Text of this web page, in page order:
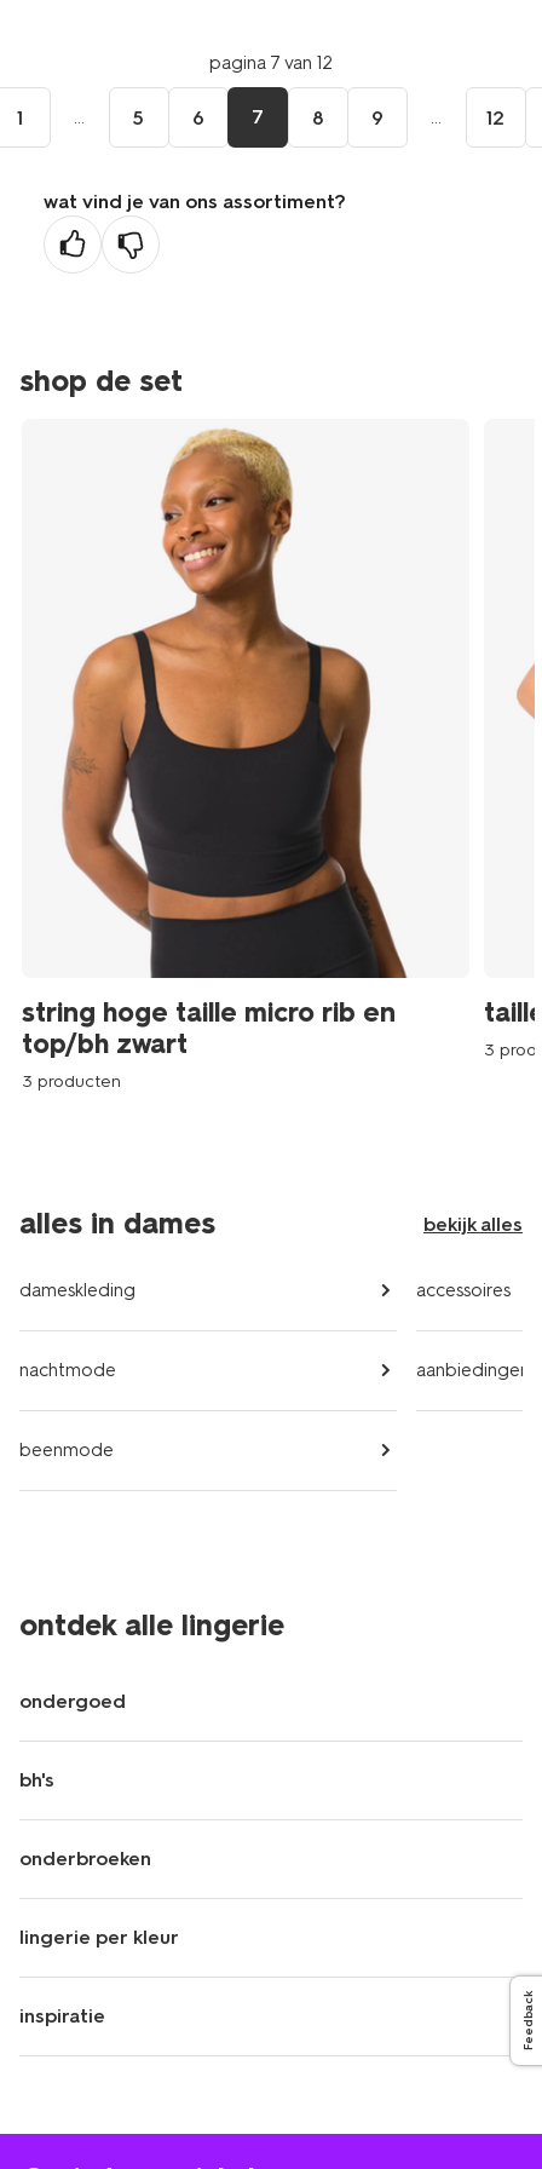
pagina 7 van 12
1 ... 5 6 7 8 9 ... 12
wat vind je van ons assortiment?
Feedback
shop de set
string hoge taille micro rib en
top/bh zwart
3 producten
3
alles in dames bekijk alles
dameskleding
nachtmode
beenmode
accessoires
aanbiedingen
ontdek alle lingerie
ondergoed
bh's
onderbroeken
lingerie per kleur
inspiratie